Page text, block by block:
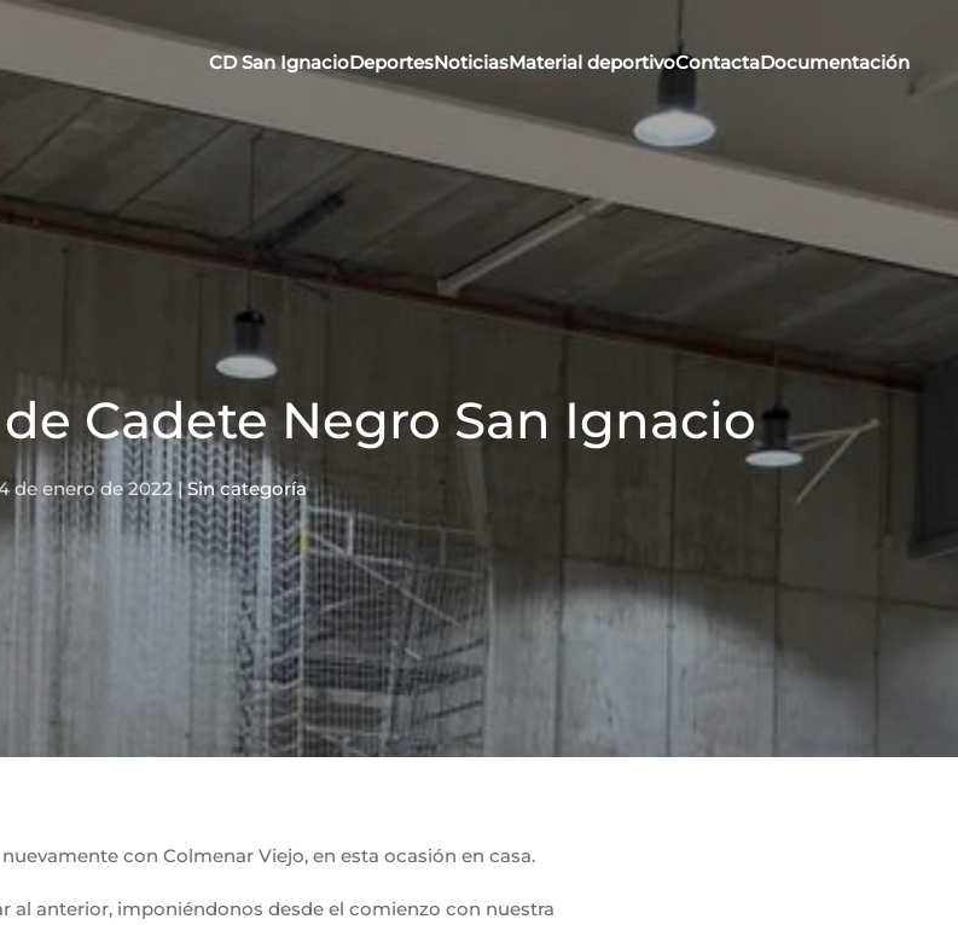
CD San IgnacioDeportesNoticiasMaterial deportivoContactaDocumentación
Cadete Negro San Ignacio
de enero de 2022|Sin categoría
con Colmenar Viejo, en esta ocasión en casa.
al anterior, imponiéndonos desde el comienzo con nuestra